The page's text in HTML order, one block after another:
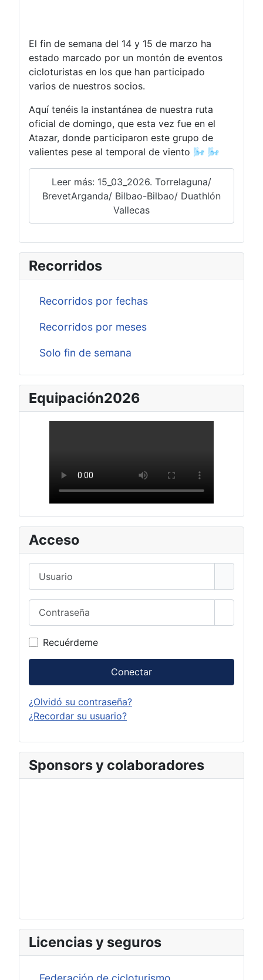
El fin de semana del 14 y 15 de marzo ha
estado marcado por un montón de eventos
cicloturistas en los que han participado
varios de nuestros socios.
Aquí tenéis la instantánea de nuestra ruta
oficial de domingo, que esta vez fue en el
Atazar, donde participaron este grupo de
valientes pese al temporal de viento 🌬️ 🌬️
Leer más: 15_03_2026. Torrelaguna/
BrevetArganda/ Bilbao-Bilbao/ Duathlón
Vallecas
Recorridos
Recorridos por fechas
Recorridos por meses
Solo fin de semana
Equipación2026
Acceso
Recuérdeme
Conectar
¿Olvidó su contraseña?
¿Recordar su usuario?
Sponsors y colaboradores
Licencias y seguros